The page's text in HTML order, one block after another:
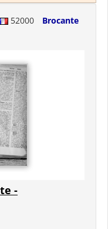
52000
Brocante
-